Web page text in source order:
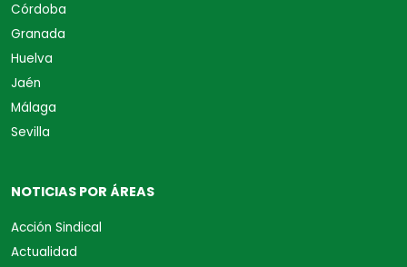
Córdoba
Granada
Huelva
Jaén
Málaga
Sevilla
NOTICIAS POR ÁREAS
Acción Sindical
Actualidad